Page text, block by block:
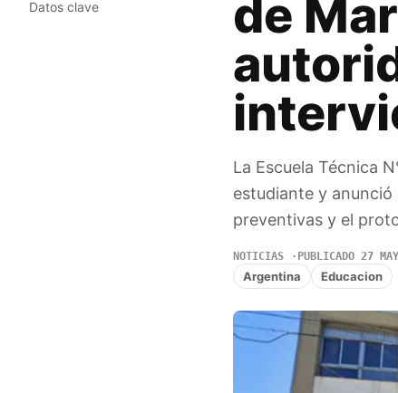
Datos clave
de
La Escuela Técnica
estudiante y
preventivas y el
NOTICIAS PUBLICADO 27
Argentina Educacion